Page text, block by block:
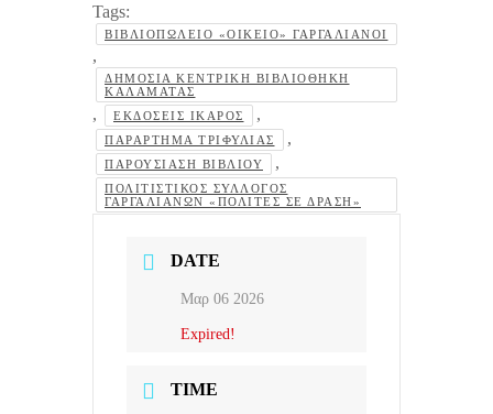
Tags:
ΒΙΒΛΙΟΠΩΛΕΊΟ «ΟΙΚΕΊΟ» ΓΑΡΓΑΛΙΆΝΟΙ
,
ΔΗΜΌΣΙΑ ΚΕΝΤΡΙΚΉ ΒΙΒΛΙΟΘΉΚΗ
ΚΑΛΑΜΆΤΑΣ
, ΕΚΔΌΣΕΙΣ ΊΚΑΡΟΣ ,
ΠΑΡΆΡΤΗΜΑ ΤΡΙΦΥΛΊΑΣ ,
ΠΑΡΟΥΣΊΑΣΗ ΒΙΒΛΊΟΥ ,
ΠΟΛΙΤΙΣΤΙΚΌΣ ΣΎΛΛΟΓΟΣ
ΓΑΡΓΑΛΙΆΝΩΝ «ΠΟΛΊΤΕΣ ΣΕ ΔΡΆΣΗ»
DATE
Μαρ 06 2026
Expired!
TIME